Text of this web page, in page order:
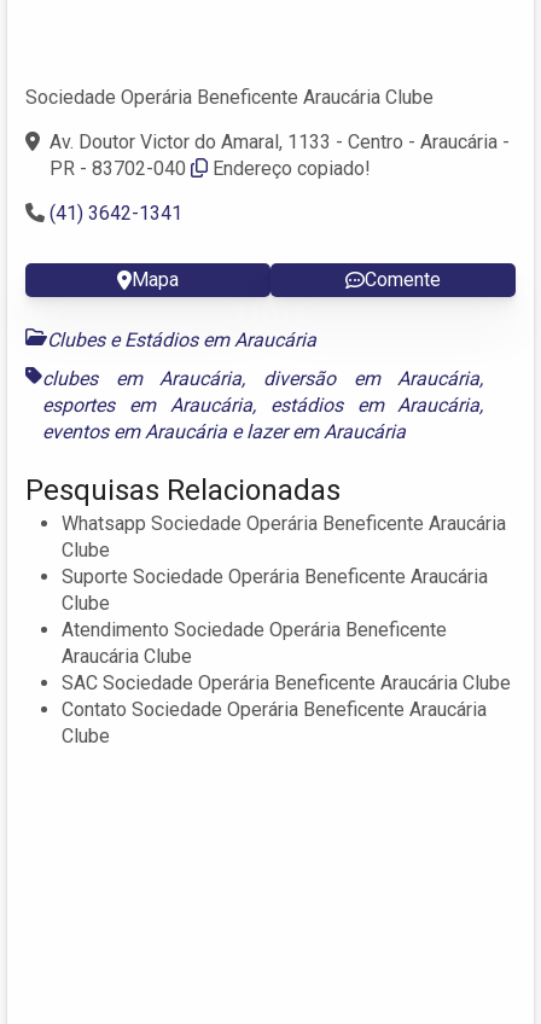
Sociedade Operária Beneficente Araucária Clube
Av. Doutor Victor do Amaral, 1133 - Centro - Araucária -
PR - 83702-040
Endereço copiado!
(41) 3642-1341
Mapa Comente
Clubes e Estádios em Araucária
clubes em Araucária, diversão em Araucária,
esportes em Araucária, estádios em Araucária,
eventos em Araucária elazer em Araucária
Pesquisas Relacionadas
Whatsapp Sociedade Operária Beneficente Araucária
Clube
Suporte Sociedade Operária Beneficente Araucária
Clube
Atendimento Sociedade Operária Beneficente
Araucária Clube
SAC Sociedade Operária Beneficente Araucária Clube
Contato Sociedade Operária Beneficente Araucária
Clube